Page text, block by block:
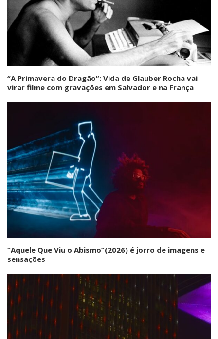
“A Primavera do Dragão”: Vida de Glauber Rocha vai
virar filme com gravações em Salvador e na França
“Aquele Que Viu o Abismo”(2026) é jorro de imagens e
sensações